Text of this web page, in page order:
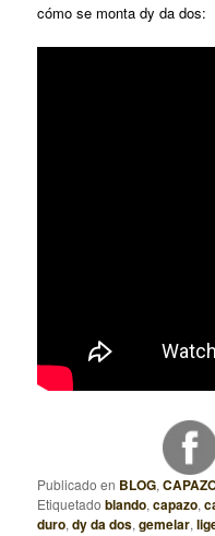
cómo se monta dy da dos:
Publicado en BLOG,
Etiquetado blando,capazo,
duro,dy da dos,gemelar,